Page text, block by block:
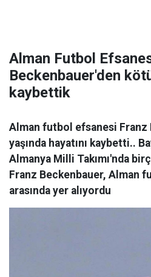
Alman Futbol
Beckenbauer'den
kaybettik
Alman futbol efsanesi Franz
yaşında hayatını kaybetti..
Almanya Milli Takımı'nda
Franz Beckenbauer, Alman
arasında yer alıyordu